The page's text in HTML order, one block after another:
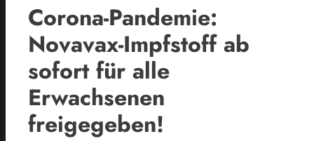
Corona-Pandemie:
Novavax-Impfstoff ab
sofort für alle
Erwachsenen
freigegeben!